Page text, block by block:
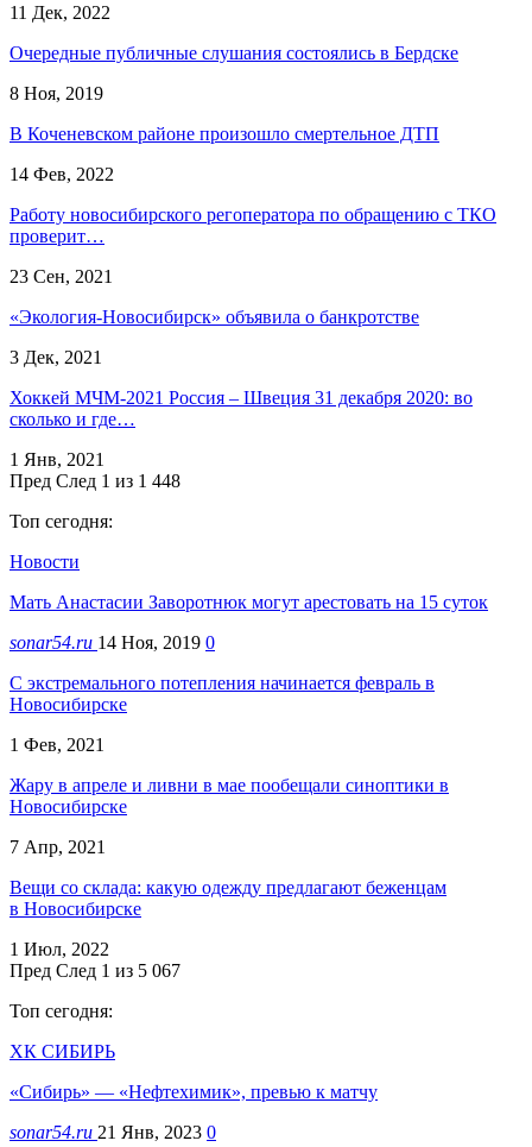
11 Дек, 2022
Очередные публичные слушания состоялись в Бердске
8 Ноя, 2019
В Коченевском районе произошло смертельное ДТП
14 Фев, 2022
Работу новосибирского регоператора по обращению с ТКО
проверит…
23 Сен, 2021
«Экология-Новосибирск» объявила о банкротстве
3 Дек, 2021
Хоккей МЧМ-2021 Россия – Швеция 31 декабря 2020: во
сколько и где…
1 Янв, 2021
Пред След 1 из 1 448
Топ сегодня:
Новости
Мать Анастасии Заворотнюк могут арестовать на 15 суток
sonar54.ru 14 Ноя, 2019 0
С экстремального потепления начинается февраль в
Новосибирске
1 Фев, 2021
Жару в апреле и ливни в мае пообещали синоптики в
Новосибирске
7 Апр, 2021
Вещи со склада: какую одежду предлагают беженцам
в Новосибирске
1 Июл, 2022
Пред След 1 из 5 067
Топ сегодня:
ХК СИБИРЬ
«Сибирь» — «Нефтехимик», превью к матчу
sonar54.ru 21 Янв, 2023 0